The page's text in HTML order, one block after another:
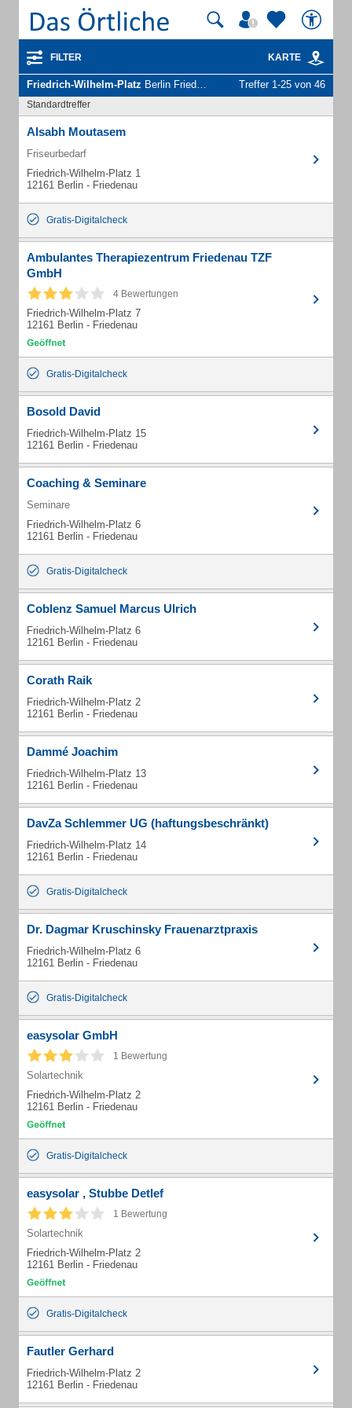
FILTER KARTE
Friedrich-Wilhelm-Platz Berlin Friedenau - Unternehmen und Personen Treffer 1-25 von 46
Standardtreffer
Alsabh Moutasem
Friseurbedarf
Friedrich-Wilhelm-Platz 1
12161 Berlin - Friedenau
Gratis-Digitalcheck
Ambulantes Therapiezentrum Friedenau TZF
GmbH
4 Bewertungen
Friedrich-Wilhelm-Platz 7
12161 Berlin - Friedenau
Gratis-Digitalcheck
Bosold David
Friedrich-Wilhelm-Platz 15
12161 Berlin - Friedenau
Coaching & Seminare
Seminare
Friedrich-Wilhelm-Platz 6
12161 Berlin - Friedenau
Gratis-Digitalcheck
Coblenz Samuel Marcus Ulrich
Friedrich-Wilhelm-Platz 6
12161 Berlin - Friedenau
Corath Raik
Friedrich-Wilhelm-Platz 2
12161 Berlin - Friedenau
Dammé Joachim
Friedrich-Wilhelm-Platz 13
12161 Berlin - Friedenau
DavZa Schlemmer UG (haftungsbeschränkt)
Friedrich-Wilhelm-Platz 14
12161 Berlin - Friedenau
Gratis-Digitalcheck
Dr. Dagmar Kruschinsky Frauenarztpraxis
Friedrich-Wilhelm-Platz 6
12161 Berlin - Friedenau
Gratis-Digitalcheck
easysolar GmbH
1 Bewertung
Solartechnik
Friedrich-Wilhelm-Platz 2
12161 Berlin - Friedenau
Gratis-Digitalcheck
easysolar , Stubbe Detlef
1 Bewertung
Solartechnik
Friedrich-Wilhelm-Platz 2
12161 Berlin - Friedenau
Gratis-Digitalcheck
Fautler Gerhard
Friedrich-Wilhelm-Platz 2
12161 Berlin - Friedenau